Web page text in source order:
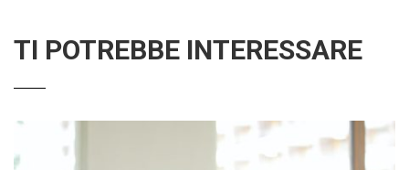
TI POTREBBE INTERESSARE